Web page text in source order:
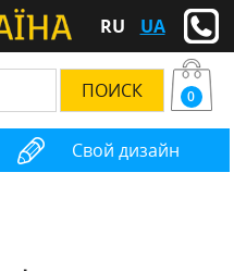
RU UA
Свой дизайн
0